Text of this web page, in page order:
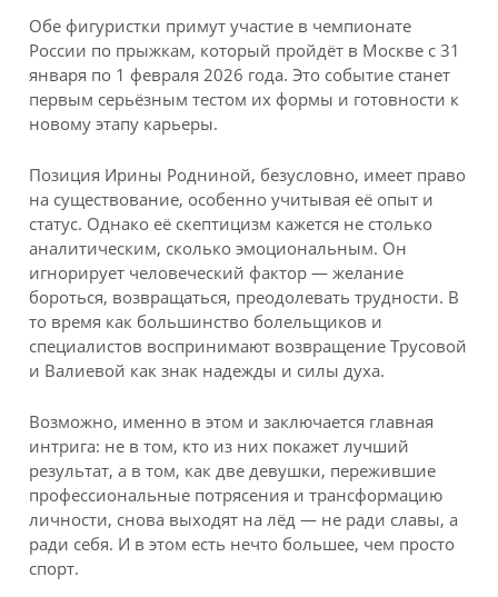
Обе фигуристки примут участие в чемпионате
России по прыжкам, который пройдёт в Москве с 31
января по 1 февраля 2026 года. Это событие станет
первым серьёзным тестом их формы и готовности к
новому этапу карьеры.
Позиция Ирины Родниной, безусловно, имеет право
на существование, особенно учитывая её опыт и
статус. Однако её скептицизм кажется не столько
аналитическим, сколько эмоциональным. Он
игнорирует человеческий фактор — желание
бороться, возвращаться, преодолевать трудности. В
то время как большинство болельщиков и
специалистов воспринимают возвращение Трусовой
и Валиевой как знак надежды и силы духа.
Возможно, именно в этом и заключается главная
интрига: не в том, кто из них покажет лучший
результат, а в том, как две девушки, пережившие
профессиональные потрясения и трансформацию
личности, снова выходят на лёд — не ради славы, а
ради себя. И в этом есть нечто большее, чем просто
спорт.